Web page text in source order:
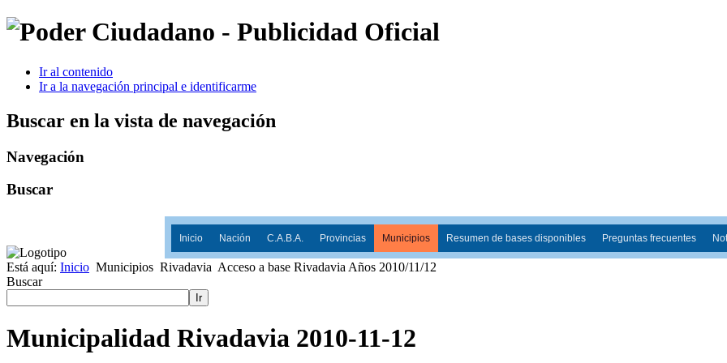
Ir al contenido
Ir a la navegación principal e identificarme
Buscar en la vista de navegación
Navegación
Buscar
Inicio Nación C.A.B.A. Provincias Municipios Resumen de bases disponibles Preguntas frecuentes
Está aquí: Inicio Municipios Rivadavia Acceso a base Rivadavia Años 2010/11/12
Buscar
Ir
Municipalidad Rivadavia 2010-11-12